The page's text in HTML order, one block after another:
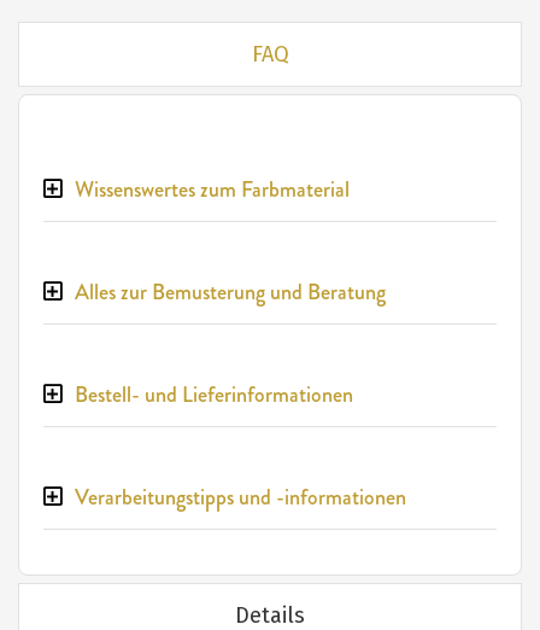
FAQ
Wissenswertes zum Farbmaterial
Alles zur Bemusterung und Beratung
Bestell- und Lieferinformationen
Verarbeitungstipps und -informationen
Details